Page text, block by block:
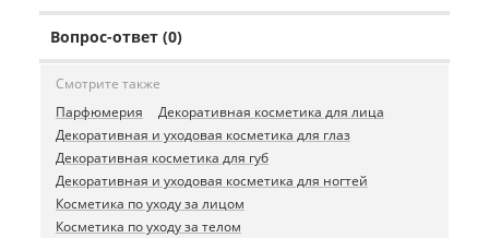
Вопрос-ответ (0)
Смотрите также
Парфюмерия
Декоративная косметика для лица
Декоративная и уходовая косметика для глаз
Декоративная косметика для губ
Декоративная и уходовая косметика для ногтей
Косметика по уходу за лицом
Косметика по уходу за телом